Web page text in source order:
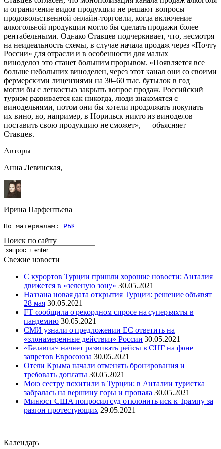
и ограничение видов продукции не решают вопросы
продовольственной онлайн-торговли, когда включение
алкогольной продукции могло бы сделать продажи более
рентабельными. Однако Ставцев подчеркивает, что, несмотря
на неидеальность схемы, в случае начала продаж через «Почту
России» для отрасли и в особенности для малых
виноделов это станет большим прорывом. «Появляется все
больше небольших виноделен, через этот канал они со своими
фермерскими лицензиями на 30–60 тыс. бутылок в год
могли бы с легкостью закрыть вопрос продаж. Российский
туризм развивается как никогда, люди знакомятся с
винодельнями, потом они бы хотели продолжать покупать
их вино, но, например, в Норильск никто из виноделов
поставить свою продукцию не сможет», — объясняет
Ставцев.
Авторы
Анна Левинская,
Ирина Парфентьева
По материалам: РБК
Поиск по сайту
Свежие новости
С курортов Турции пришли хорошие новости: Анталия
движется в «зеленую зону» 30.05.2021
Названа новая дата открытия Турции: решение объявят
28 мая 30.05.2021
FT сообщила о рекордном спросе на суперъяхты в
пандемию 30.05.2021
СМИ узнали о предложении ЕС ответить на
«злонамеренные действия» России 30.05.2021
«Белавиа» начнет развивать рейсы в СНГ на фоне
запретов Евросоюза 30.05.2021
Отели Крыма начали отменять бронирования и
требовать доплаты 30.05.2021
Мою сестру похитили в Турции: в Анталии туристка
забралась на вершину горы и пропала 30.05.2021
Минюст США попросил суд отклонить иск к Трампу за
разгон протестующих 29.05.2021
Календарь